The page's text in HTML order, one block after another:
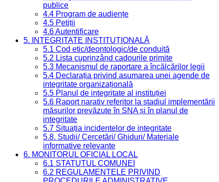
publice
4.4 Program de audiențe
4.5 Petiții
4.6 Autentificare
5. INTEGRITATE INSTITUȚIONALĂ
5.1 Cod etic/deontologic/de conduită
5.2 Lista cuprinzând cadourile primite
5.3 Mecanismul de raportare a încălcărilor legii
5.4 Declarația privind asumarea unei agende de
integritate organizațională
5.5 Planul de integritate al instituției
5.6 Raport narativ referitor la stadiul implementării
măsurilor prevăzute în SNA și în planul de
integritate
5.7 Situația incidentelor de integritate
5.8. Studii/ Cercetări/ Ghiduri/ Materiale
informative relevante
6. MONITORUL OFICIAL LOCAL
6.1 STATUTUL COMUNEI
6.2 REGULAMENTELE PRIVIND